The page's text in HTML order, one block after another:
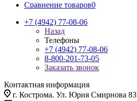
Сравнение товаров0
+7 (4942) 77-08-06
Назад
Телефоны
+7 (4942) 77-08-06
8-800-201-73-05
Заказать звонок
Контактная информация
г. Кострома. Ул. Юрия Смирнова 83